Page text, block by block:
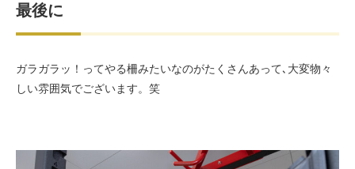
最後に
ガラガラッ！ってやる柵みたいなのがたくさんあって､大変物々
しい雰囲気でございます。笑